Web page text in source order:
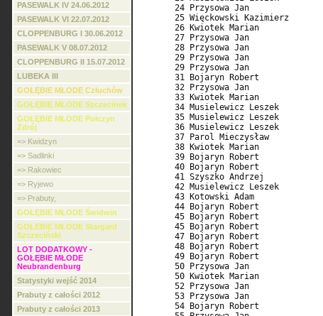
PASEWALK IV 24.06.2012
PASEWALK VI 22.07.2012
CLOPPENBURG I 30.06.2012
PASEWALK V 08.07.2012
CLOPPENBURG II 15.07.2012
LUBEKA III
GOŁĘBIE MŁODE Człuchów
GOŁĘBIE MŁODE Szczecinek
GOŁĘBIE MŁODE Połczyn
Zdrój
=> Kwidzyn
=> Sadlinki
=> Rakowiec
=> Ryjewo
=> Prabuty,
GOŁĘBIE MŁODE Świdwin
GOŁEBIE MŁODE Stargard
Szczeciński
LOT DODATKOWY -
GOŁĘBIE MŁODE
Neubrandenburg
Statystyki wejść 2014
Prabuty z całości 2012
Prabuty z całości 2013